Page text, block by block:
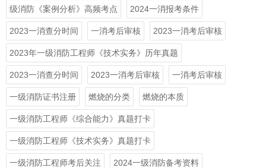
级消防《案例分析》高频考点 2024一消报考条件
2023一消查分时间 一消考后审核 2023一消考后审核
2023年一级消防工程师《技术实务》历年真题
2023一消查分时间 2023一消考后审核 一消考后审核
一级消防证书注册 燃烧的分类 燃烧的本质
一级消防工程师《综合能力》真题打卡
一级消防工程师《技术实务》真题打卡
一级消防工程师考后关注 2024一级消防备考资料